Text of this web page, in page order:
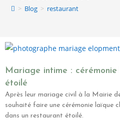
> Blog > restaurant
Mariage intime :
étoilé
Après leur mariage civil à la Mairie
souhaité faire une cérémonie laïque
dans un restaurant étoilé.